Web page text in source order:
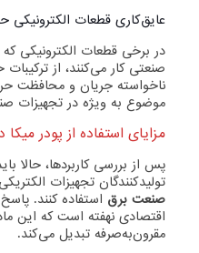
عایق‌کاری قطعات
در برخی قطعات الکترونیکی
صنعتی کار می‌کنند، از ترکیبات
ناخواسته جریان و محافظت
موضوع به ویژه در تجهیزات
مزایای استفاده از پودر
پس از بررسی کاربردها، حالا
تولیدکنندگان تجهیزات
صنعت برق استفاده کنند.
اقتصادی نهفته است که این
مقرون‌به‌صرفه تبدیل می‌کند.